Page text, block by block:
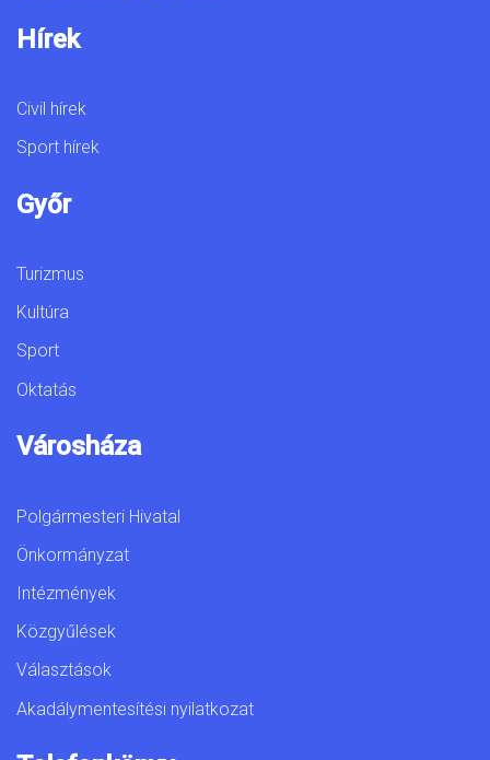
Hírek
Civil hírek
Sport hírek
Győr
Turizmus
Kultúra
Sport
Oktatás
Városháza
Polgármesteri Hivatal
Önkormányzat
Intézmények
Közgyűlések
Választások
Akadálymentesítési nyilatkozat